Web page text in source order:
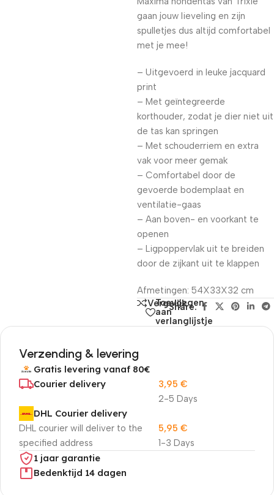
gaan jouw lieveling en zijn
spulletjes dus altijd comfortabel
met je mee!
– Uitgevoerd in leuke jacquard
print
– Met geïntegreerde
korthouder, zodat je dier niet uit
de tas kan springen
– Met schouderriem en extra
vak voor meer gemak
– Comfortabel door de
gevoerde bodemplaat en
ventilatie-gaas
– Aan boven- en voorkant te
openen
– Ligpoppervlak uit te breiden
door de zijkant uit te klappen
Afmetingen: 54X33X32 cm
Vergelijk
Toevoegen
aan
verlanglijstje
Share:
Verzending & levering
Gratis levering vanaf 80€
Courier delivery
2-5 Days
3,95 €
DHL Courier delivery
DHL courier will deliver to the
specified address
1-3 Days
5,95 €
1 jaar garantie
Bedenktijd 14 dagen